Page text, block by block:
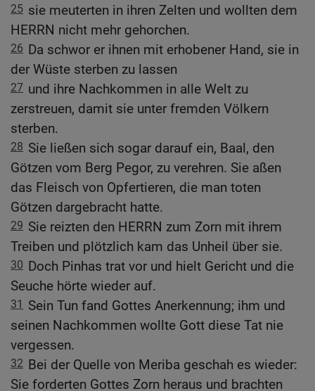
25 sie meuterten in ihren Zelten und wollten dem
HERRN nicht mehr gehorchen.
26 Da schwor er ihnen mit erhobener Hand, sie in
der Wüste sterben zu lassen
27 und ihre Nachkommen in alle Welt zu
zerstreuen, damit sie unter fremden Völkern
sterben.
28 Sie ließen sich sogar darauf ein, Baal, den
Götzen vom Berg Pegor, zu verehren. Sie aßen
das Fleisch von Opfertieren, die man toten
Götzen dargebracht hatte.
29 Sie reizten den HERRN zum Zorn mit ihrem
Treiben und plötzlich kam das Unheil über sie.
30 Doch Pinhas trat vor und hielt Gericht und die
Seuche hörte wieder auf.
31
Sein Tun fand Gottes Anerkennung; ihm und
seinen Nachkommen wollte Gott diese Tat nie
vergessen.
32 Bei der Quelle von Meriba geschah es wieder:
Sie forderten Gottes Zorn heraus und brachten